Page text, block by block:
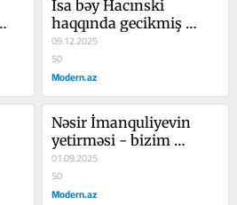
İsa bəy Hacınski
haqqında gecikmiş
KİTAB
09.12.2025
50
Modern.az
Nəsir İmanquliyevin
yetirməsi - bizim
Mülatif müəllim
01.09.2025
50
Modern.az